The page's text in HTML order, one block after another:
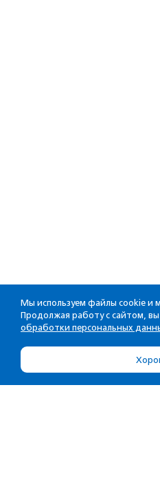
Мы используем файлы cookie и
Продолжая работу с сайтом, вы
обработки персональных